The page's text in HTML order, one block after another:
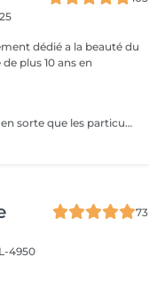
dédié a la beauté du
plus 10 ans en
L'objectif du détatouage laser est de faire en sorte que les particules d'encre soient digérables par l'organisme. Ainsi le faisceau d'énergie du laser vise le pigment et permet de le faire éclater. Il va ensuite être éliminé par les globules blancs. La quantité de séances dépendra du type d'encre, de la peau et de la technique utilisée par le professionnel qui a réalisé votre tatouage des sourcils. seulement un mois apres la première séance la praticienne pourra déterminer le numéro de séances nécessaires, dans. certaines cas une seule séance suffit comme dans certains outres nous pouvons besoin de trois ou plus. Les poils peuvent temporairement devenir blancs "en raison de l'élimination des pigments" explique l'experte. Cette décoloration est courante et temporaire (en quelques jours seulement, les sourcils retrouvent leur couleur d'origine).
73
4950